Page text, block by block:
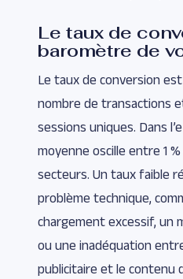
Le taux de
baromètre de
Le taux de conversion
nombre de transactions
sessions uniques. Dans
moyenne oscille entre 1
secteurs. Un taux faible
problème technique,
chargement excessif, un
ou une inadéquation
publicitaire et le contenu